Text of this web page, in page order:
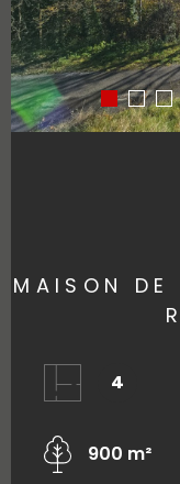
MAISON DE
4
900 m²